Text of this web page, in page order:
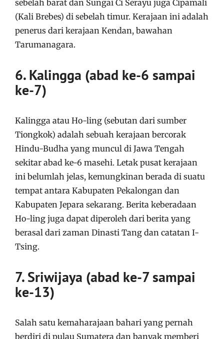
sebelah barat dan Sungai Ci Serayu juga Cipamali
(Kali Brebes) di sebelah timur. Kerajaan ini adalah
penerus dari kerajaan Kendan, bawahan
Tarumanagara.
6. Kalingga (abad ke-6 sampai
ke-7)
Kalingga atau Ho-ling (sebutan dari sumber
Tiongkok) adalah sebuah kerajaan bercorak
Hindu-Budha yang muncul di Jawa Tengah
sekitar abad ke-6 masehi. Letak pusat kerajaan
ini belumlah jelas, kemungkinan berada di suatu
tempat antara Kabupaten Pekalongan dan
Kabupaten Jepara sekarang. Berita keberadaan
Ho-ling juga dapat diperoleh dari berita yang
berasal dari zaman Dinasti Tang dan catatan I-
Tsing.
7. Sriwijaya (abad ke-7 sampai
ke-13)
Salah satu kemaharajaan bahari yang pernah
berdiri di pulau Sumatera dan banyak memberi